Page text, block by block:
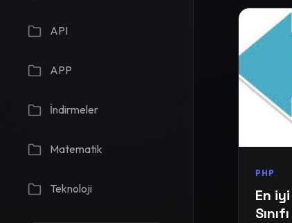
API
APP
İndirmeler
Matematik
Teknoloji
PHP
En
Sınıfı